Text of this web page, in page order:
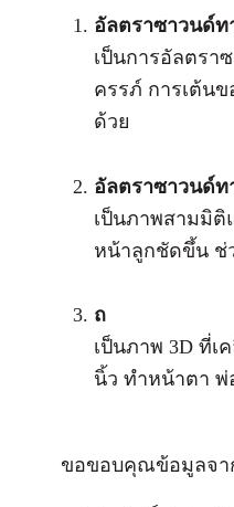
อัลตราซาวนด์ท
เป็นการอัลตรา
ครรภ์ การเต้น
ด้วย
อัลตราซาวนด์ท
เป็นภาพสามมิติ
หน้าลูกชัดขึ้น ช่
ถ
เป็นภาพ 3D ที่เ
นิ้ว ทำหน้าตา
ขอขอบคุณข้อมูลจา